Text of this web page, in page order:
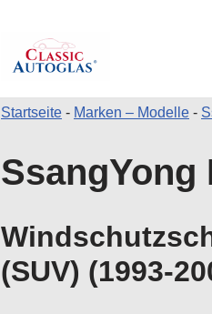
Startseite - Marken – Modelle -
SsangYong
(SUV) (1993-